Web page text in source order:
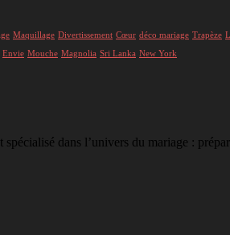
Maquillage Divertissement Cœur déco mariage Trapèze
Envie Mouche Magnolia Sri Lanka New York
dans l’univers du mariage :